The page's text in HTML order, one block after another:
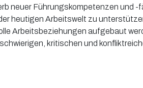
neuer Führungskompetenzen und
heutigen Arbeitswelt zu
Arbeitsbeziehungen aufgebaut
kritischen und